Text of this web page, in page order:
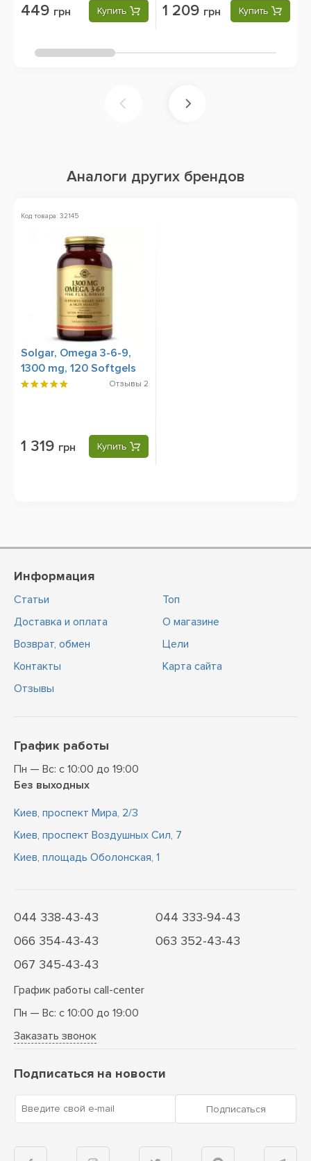
449 грн Купить 1 209 грн Купить
Аналоги других брендов
Код товара: 32145
Solgar, Omega 3-6-9,
1300 mg, 120 Softgels
Отзывы 2
1 319 грн Купить
Информация
Статьи
Доставка и оплата
Возврат, обмен
Контакты
Отзывы
Топ
О магазине
Цели
Карта сайта
График работы
Пн — Вс: с 10:00 до 19:00
Без выходных
Киев, проспект Мира, 2/3
Киев, проспект Воздушных Сил, 7
Киев, площадь Оболонская, 1
044 338-43-43
044 333-94-43
066 354-43-43
063 352-43-43
067 345-43-43
График работы call-center
Пн — Вс: с 10:00 до 19:00
Заказать звонок
Подписаться на новости
Введите свой e-mail Подписаться